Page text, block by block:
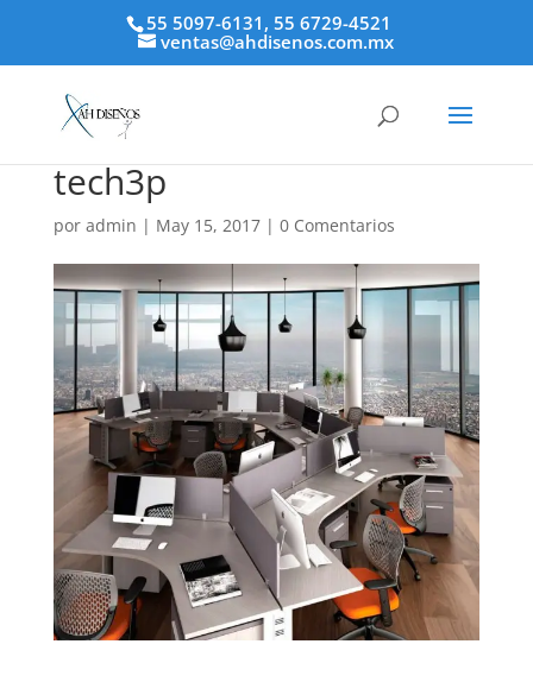
55 5097-6131, 55 6729-4521
ventas@ahdisenos.com.mx
tech3p
por admin | May 15, 2017| 0 Comentarios